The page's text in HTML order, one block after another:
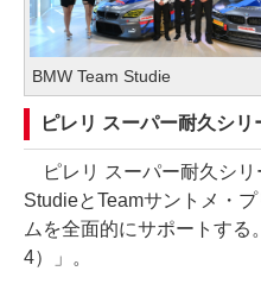
BMW Team Studie
ピレリ スーパー耐久シリ
ピレリ スーパー耐久シリ
StudieとTeamサントメ・
ムを全面的にサポートす
4）」。